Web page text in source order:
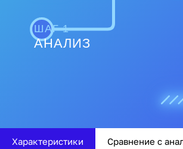
ШАГ 1
АНАЛИЗ
Характеристики Сравнение с